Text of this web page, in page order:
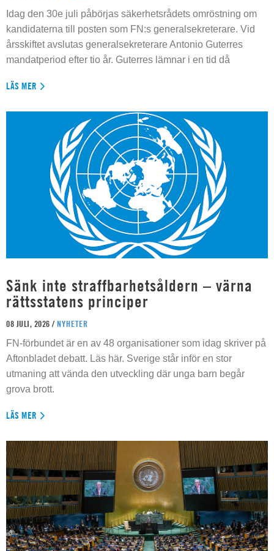
Idag den 30e juli påbörjas säkerhetsrådets omröstning om
kandidaterna till posten som FN:s generalsekreterare. Vid
årsskiftet avslutas generalsekreterare Antonio Guterres
mandatperiod efter tio år. Guterres lämnar i en tid då
LÄS MER
Sänk inte straffbarhetsåldern – värna
rättsstatens principer
08 JULI, 2026 / NYHETER
FN-förbundet är en av 48 organisationer som idag skriver på
Aftonbladet debatt. Läs här. Sverige står inför en stor
utmaning att vända den utveckling där unga barn begår
grova brott.
LÄS MER